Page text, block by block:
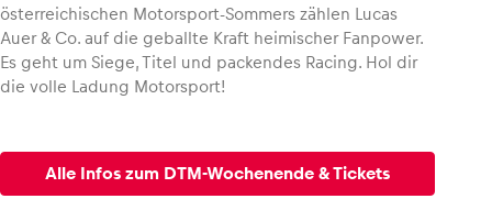
Business
Alle anzeigen
österreichischen Motorsport-Sommers zählen Lucas
Auer & Co. auf die geballte Kraft heimischer Fanpower.
Es geht um Siege, Titel und packendes Racing. Hol dir
die volle Ladung Motorsport!
Alle Infos zum DTM-Wochenende & Tickets